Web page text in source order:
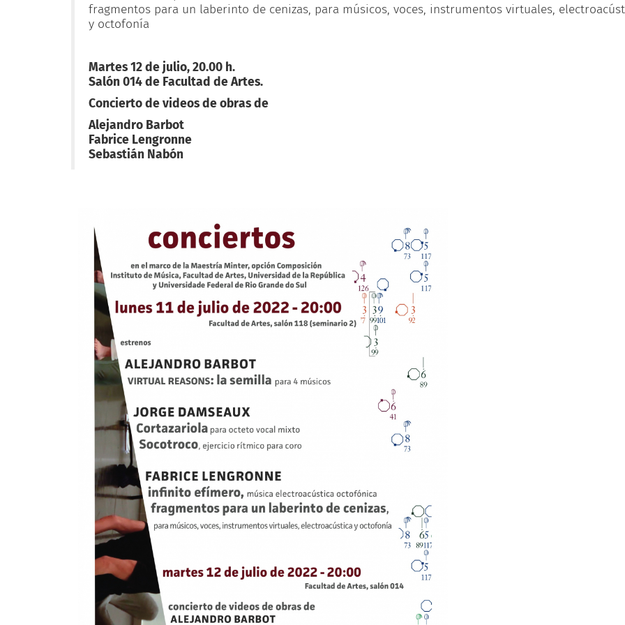
fragmentos para un laberinto de cenizas, para músicos, voces, instrumentos virtuales,
y octofonía
Martes 12 de julio, 20.00 h.
Salón 014 de Facultad de Artes.
Concierto de videos de obras de
Alejandro Barbot
Fabrice Lengronne
Sebastián Nabón